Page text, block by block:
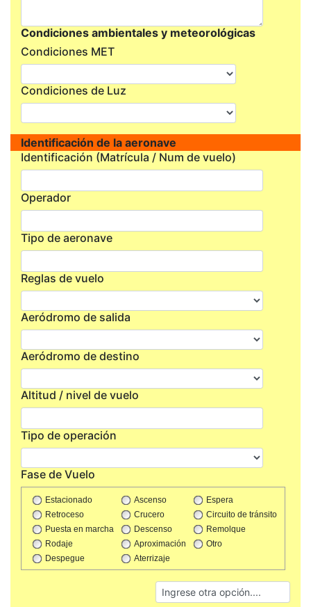
Condiciones ambientales y meteorológicas
Condiciones MET
Condiciones de Luz
Identificación de la aeronave
Identificación (Matrícula / Num de vuelo)
Operador
Tipo de aeronave
Reglas de vuelo
Aeródromo de salida
Aeródromo de destino
Altitud / nivel de vuelo
Tipo de operación
Fase de Vuelo
Estacionado Ascenso
Espera
Retroceso
Crucero
Circuito de tránsito
Puesta en marcha
Descenso
Remolque
Rodaje
Aproximación
Otro
Despegue
Aterrizaje